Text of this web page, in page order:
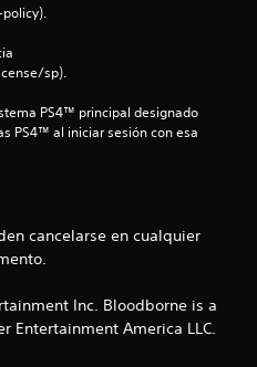
e
n
t
o
sp).
PS4™ principal designado
PS4™ al iniciar sesión con esa
cancelarse en cualquier
Inc. Bloodborne is a
Entertainment America LLC.